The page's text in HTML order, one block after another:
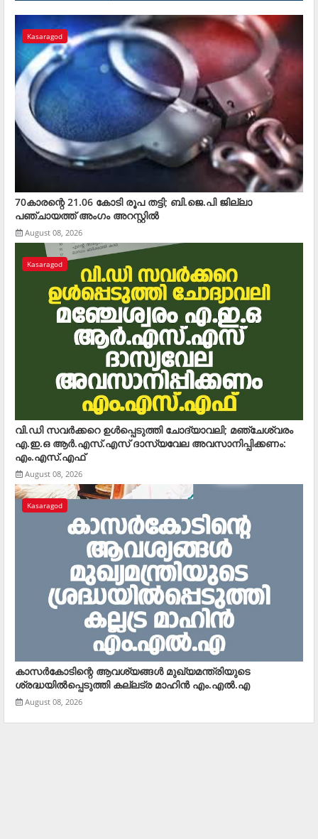
Kasaragod
70കാരന്റെ 21.06 കോടി രൂപ തട്ടി; ബി.ജെ.പി ജില്ലാ
പഞ്ചായത്ത് അംഗം അറസ്റ്റില്‍
August 08, 2026
Kasaragod
വി.ഡി സവര്‍ക്കറെ ഉള്‍പ്പെടുത്തി ചോദ്യാവലി; മഞ്ചേശ്വരം
എ.ഇ.ഒ ആര്‍.എസ്.എസ് ദാസ്യവേല അവസാനിപ്പിക്കണം:
എം.എസ്.എഫ്
August 08, 2026
Kasaragod
കാസര്‍കോടിന്റെ ആവശ്യങ്ങള്‍ മുഖ്യമന്ത്രിയുടെ
ശ്രദ്ധയില്‍പ്പെടുത്തി കല്ലട്ര മാഹിന്‍ എം.എല്‍.എ
August 08, 2026